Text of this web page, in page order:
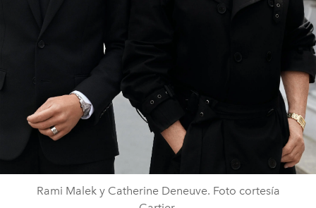
Rami Malek y Catherine Deneuve. Foto cortesía